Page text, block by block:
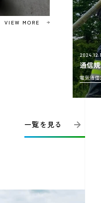
VIEW MORE
通信
電気通信
一覧を見る